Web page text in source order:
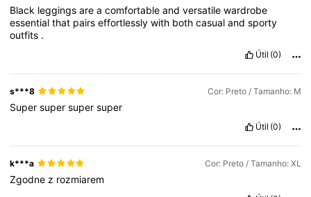
Black leggingsareacomfortableandversatilewardrobe
essentialthat pairseffortlesslywith bothcasualandsporty
outfits .
Útil (0)
s***8 Cor: Preto / Tamanho: M
Supersupersupersuper
Útil (0)
k***a Cor: Preto / Tamanho: XL
Zgodne z rozmiarem